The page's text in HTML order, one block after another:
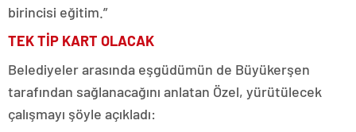
birincisi eğitim.”
TEK TİP KART OLACAK
Belediyeler arasında eşgüdümün de Büyükerşen
tarafından sağlanacağını anlatan Özel, yürütülecek
çalışmayı şöyle açıkladı: